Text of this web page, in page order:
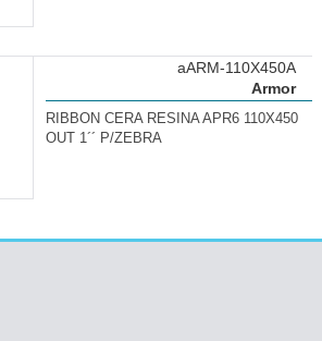
Armor
aARM-110X450A
RIBBON CERA RESINA APR6 110X450
OUT 1´´ P/ZEBRA